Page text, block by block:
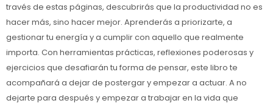
través de estas páginas, descubrirás que la productividad no es
hacer más, sino hacer mejor. Aprenderás a priorizarte, a
gestionar tu energía y a cumplir con aquello que realmente
importa. Con herramientas prácticas, reflexiones poderosas y
ejercicios que desafiarán tu forma de pensar, este libro te
acompañará a dejar de postergar y empezar a actuar. A no
dejarte para después y empezar a trabajar en la vida que